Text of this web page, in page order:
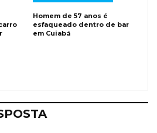
Homem de 57 anos é
esfaqueado dentro de bar
em Cuiabá